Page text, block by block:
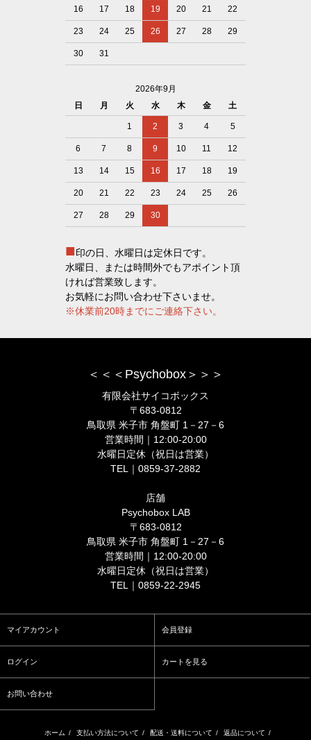
16 17 18 19 20 21 22
23 24 25 26 27 28 29
30 31
2026年9月
日
月 火 水 木 金 土
1 2 3 4 5
6 7 8 9 10 11 12
13 14 15 16 17 18 19
20 21 22 23 24 25 26
27 28 29 30
■印の日、水曜日は定休日です。
水曜日、または時間外でもアポイント頂
ければ営業致します。
お気軽にお問い合わせ下さいませ。
※休業前20時までにご連絡下さい。
＜＜＜Psychobox＞＞＞
有限会社サイコボックス
〒683-0812
鳥取県 米子市 角盤町 1－27－6
営業時間｜12:00-20:00
水曜日定休（祝日は営業）
TEL｜0859-37-2882
店舗
Psychobox LAB
〒683-0812
鳥取県 米子市 角盤町 1－27－6
営業時間｜12:00-20:00
水曜日定休（祝日は営業）
TEL｜0859-22-2945
マイアカウント 会員登録
ログイン カートを見る
お問い合わせ
ホーム / 支払い方法について / 配送・送料について / 返品について /